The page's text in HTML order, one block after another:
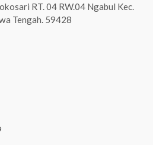
RT. 04 RW.04 Ngabul Kec.
Tengah. 59428